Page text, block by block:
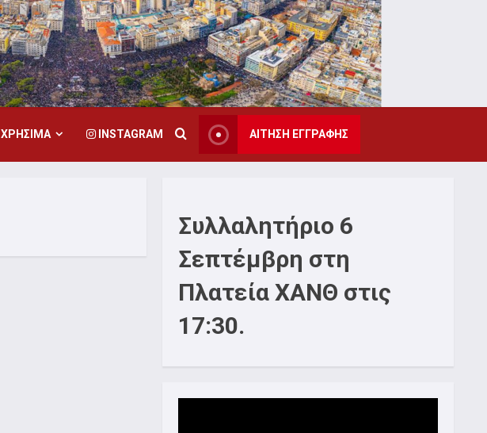
ΧΡΗΣΙΜΑ INSTAGRAM ΑΙΤΗΣΗ ΕΓΓΡΑΦΗΣ
Συλλαλητήριο 6
Σεπτέμβρη στη
Πλατεία ΧΑΝΘ στις
17:30.